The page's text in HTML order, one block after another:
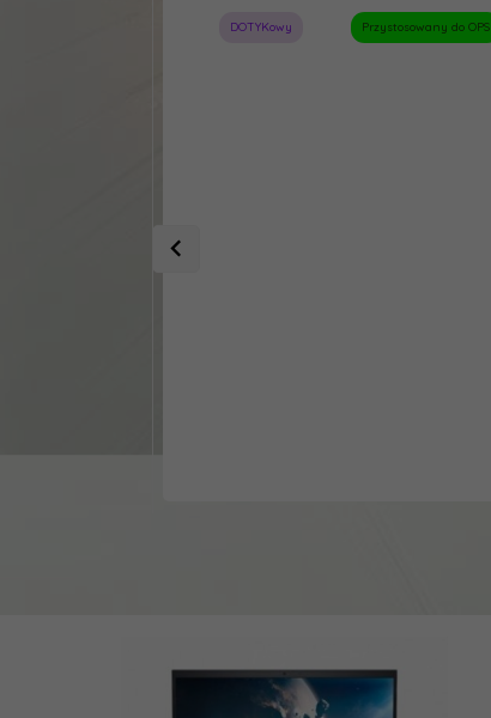
DOTYKowy Przystosowany do OPS